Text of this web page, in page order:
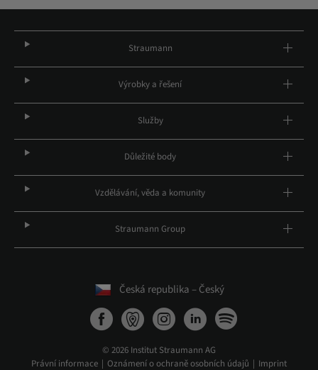
Straumann
Výrobky a řešení
Služby
Důležité body
Vzdělávání, věda a komunity
Straumann Group
Česká republika – Český
© 2026 Institut Straumann AG
Právní informace
Oznámení o ochraně osobních údajů
Imprint